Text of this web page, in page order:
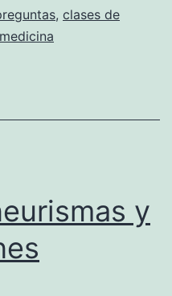
, clases de
medicina
y